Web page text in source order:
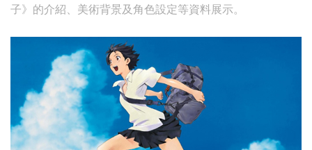
子》的介紹、美術背景及角色設定等資料展示。